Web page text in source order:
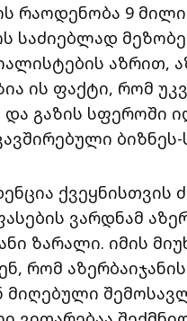
რაოდენობა 9
საძიებლად
აზრით,
ის ფაქტი, რომ
გაზის სფეროში
ქვეყნისთვის
ვარდნამ
ზარალი. იმის
რომ